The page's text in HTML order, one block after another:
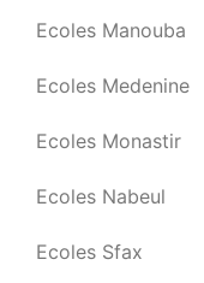
Ecoles Manouba
Ecoles Medenine
Ecoles Monastir
Ecoles Nabeul
Ecoles Sfax